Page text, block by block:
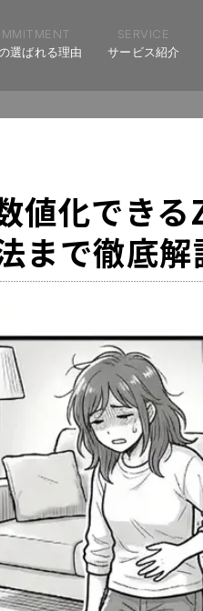
選ばれる理由
SERVICE
サービス紹介
値化でき
まで徹底解